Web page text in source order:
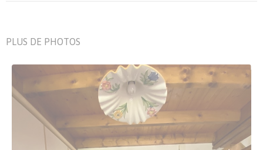
PLUS DE PHOTOS